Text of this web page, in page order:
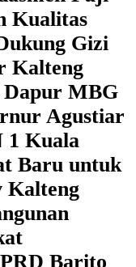
Kualitas
Gizi
Kalteng
Dapur MBG
Agustiar
1 Kuala
Baru untuk
Kalteng
Barito